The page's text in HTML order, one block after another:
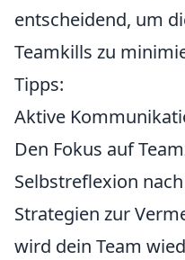
entscheidend, um
Teamkills zu
Tipps:
Aktive
Den Fokus auf
Selbstreflexion
Strategien zur
wird dein Team